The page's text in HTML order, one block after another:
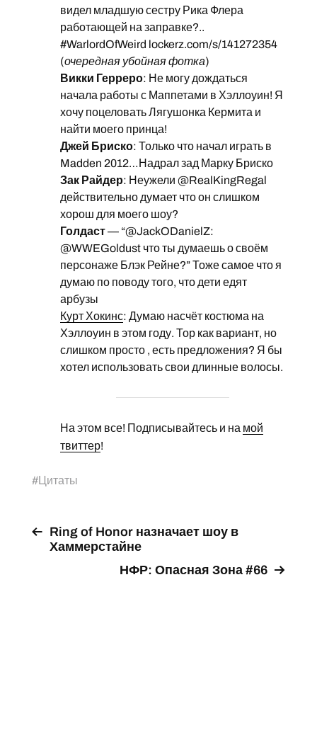
видел младшую сестру Рика Флера
работающей на заправке?..
#WarlordOfWeird lockerz.com/s/141272354
(очередная убойная фотка)
Викки Герреро: Не могу дождаться
начала работы с Маппетами в Хэллоуин! Я
хочу поцеловать Лягушонка Кермита и
найти моего принца!
Джей Бриско: Только что начал играть в
Madden 2012…Надрал зад Марку Бриско
Зак Райдер: Неужели @RealKingRegal
действительно думает что он слишком
хорош для моего шоу?
Голдаст— “@JackODanielZ:
@WWEGoldust что ты думаешь о своём
персонаже Блэк Рейне?” Тоже самое что я
думаю по поводу того, что дети едят
арбузы
Курт Хокинс: Думаю насчёт костюма на
Хэллоуин в этом году. Тор как вариант, но
слишком просто , есть предложения? Я бы
хотел использовать свои длинные волосы.
На этом все! Подписывайтесь и на мой
твиттер!
#Цитаты
Ring of Honor назначает шоу в
Хаммерстайне
НФР: Опасная Зона #66